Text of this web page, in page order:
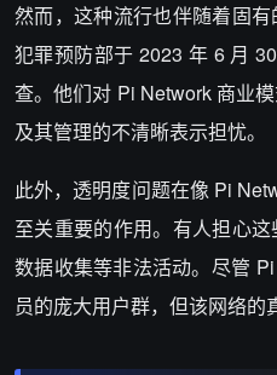
然而，这种流行也伴随着固
犯罪预防部于 2023 年 6 月 30
查。他们对 Pi Network 商业
及其管理的不清晰表示担忧。
此外，透明度问题在像 Pi
至关重要的作用。有人担心
数据收集等非法活动。尽管
员的庞大用户群，但该网络的